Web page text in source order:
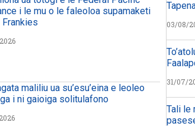
i le mu o le faleoloa supamaketi
maliliu ua su’esu’eina e leoleo
i ni gaioiga solitulafono
03/08/
31/07/
Tali le